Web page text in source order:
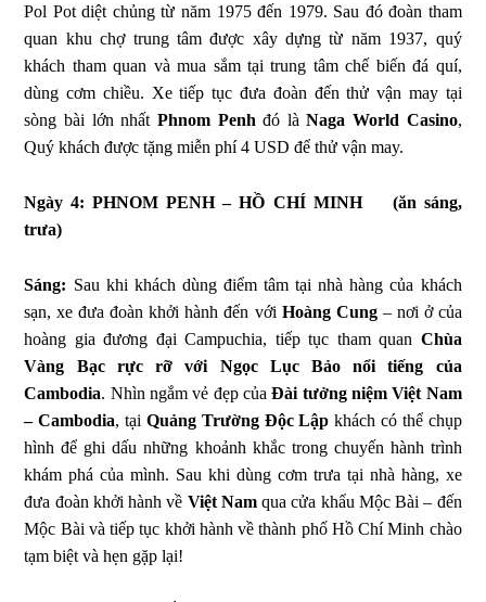
Pol Pot diệt chủng từ năm 1975 đến 1979. Sau đó đoàn tham
quan khu chợ trung tâm được xây dựng từ năm 1937, quý
khách tham quan và mua sắm tại trung tâm chế biến đá quí,
dùng cơm chiều. Xe tiếp tục đưa đoàn đến thử vận may tại
sòng bài lớn nhất Phnom Penh đó làNaga World Casino,
Quý khách được tặng miễn phí 4 USD để thử vận may.
Ngày 4: PHNOM PENH – HỒ CHÍ MINH (ăn sáng,
trưa)
Sáng: Sau khi khách dùng điểm tâm tại nhà hàng của khách
sạn, xe đưa đoàn khởi hành đến với Hoàng Cung– nơi ở của
hoàng gia đương đại Campuchia, tiếp tục tham quan Chùa
Vàng Bạc rực rỡ với Ngọc Lục Bảo nổi tiếng của
Cambodia. Nhìn ngắm vẻ đẹp củaĐài tưởng niệm Việt Nam
– Cambodia, tại Quảng Trường Độc Lậpkhách có thể chụp
hình để ghi dấu những khoảnh khắc trong chuyến hành trình
khám phá của mình. Sau khi dùng cơm trưa tại nhà hàng, xe
đưa đoàn khởi hành về Việt Namqua cửa khẩu Mộc Bài – đến
Mộc Bài và tiếp tục khởi hành về thành phố Hồ Chí Minh chào
tạm biệt và hẹn gặp lại!